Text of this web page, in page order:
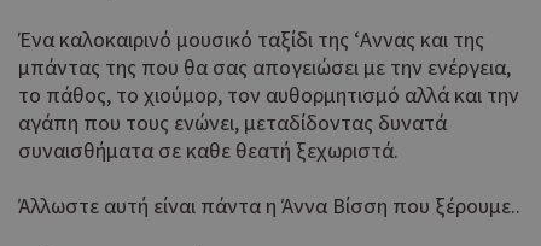
Ένα καλοκαιρινό μουσικό ταξίδι της ‘Aννας και της
μπάντας της που θα σας απογειώσει με την ενέργεια,
το πάθος, το χιούμορ, τον αυθορμητισμό αλλά και την
αγάπη που τους ενώνει, μεταδίδοντας δυνατά
συναισθήματα σε καθε θεατή ξεχωριστά.
Άλλωστε αυτή είναι πάντα η Άννα Βίσση που ξέρουμε..